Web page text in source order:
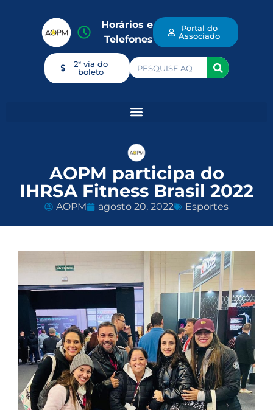
Horários e
Telefones
Portal do
Associado
2ª via do
boleto
AOPM participa do
IHRSA Fitness Brasil 2022
AOPM agosto 20, 2022 Esportes